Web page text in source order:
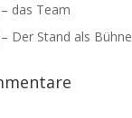
das Team
Der Stand als Bühne